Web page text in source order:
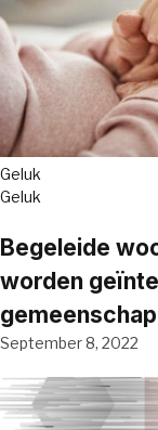
Geluk
Geluk
Begeleide
worden
September 8, 2022